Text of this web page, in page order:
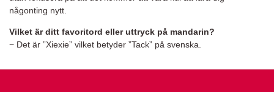
någonting nytt.
Vilket är ditt favoritord eller uttryck på mandarin?
− Det är ”Xiexie” vilket betyder ”Tack” på svenska.